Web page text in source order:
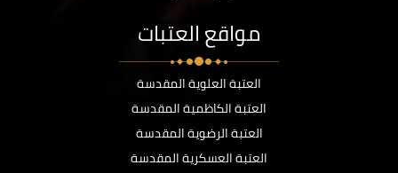
مواقع العتبات
العتبة العلوية المقدسة
العتبة الكاظمية المقدسة
العتبة الرضوية المقدسة
العتبة العسكرية المقدسة